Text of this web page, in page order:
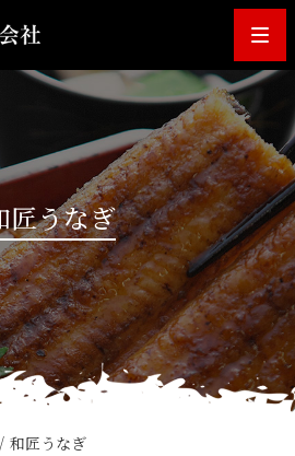
匠うなぎ
和匠うなぎ